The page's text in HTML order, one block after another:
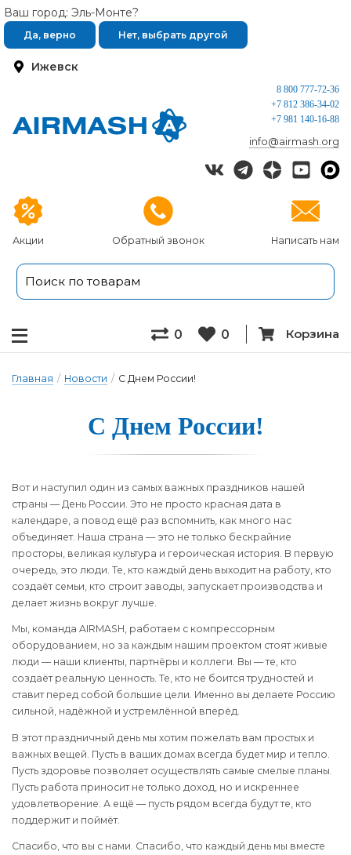
Ижевск
Ваш город: Эль-Монте?
Да, верно Нет, выбрать другой
Акции Обратный звонок Написать нам
8 800 777-72-36
+7 812 386-34-02
+7 981 140-16-88
info@airmash.org
0 0 Корзина
Главная / Новости / С Днем России!
С Днем России!
Вот и наступил один из самых важных праздников нашей
страны — День России. Это не просто красная дата в
календаре, а повод ещё раз вспомнить, как много нас
объединяет. Наша страна — это не только бескрайние
просторы, великая культура и героическая история. В первую
очередь, это люди. Те, кто каждый день выходит на работу, кто
создаёт семьи, кто строит заводы, запускает производства и
делает жизнь вокруг лучше.
Мы, команда AIRMASH, работаем с компрессорным
оборудованием, но за каждым нашим проектом стоят живые
люди — наши клиенты, партнёры и коллеги. Вы — те, кто
создаёт реальную ценность. Те, кто не боится трудностей и
ставит перед собой большие цели. Именно вы делаете Россию
сильной, надёжной и устремлённой вперёд.
В этот праздничный день мы хотим пожелать вам простых и
важных вещей. Пусть в ваших домах всегда будет мир и тепло.
Пусть здоровье позволяет осуществлять самые смелые планы.
Пусть работа приносит не только доход, но и искреннее
удовлетворение. А ещё — пусть рядом всегда будут те, кто
поддержит и поймёт.
Спасибо, что вы с нами. Спасибо, что каждый день мы вместе